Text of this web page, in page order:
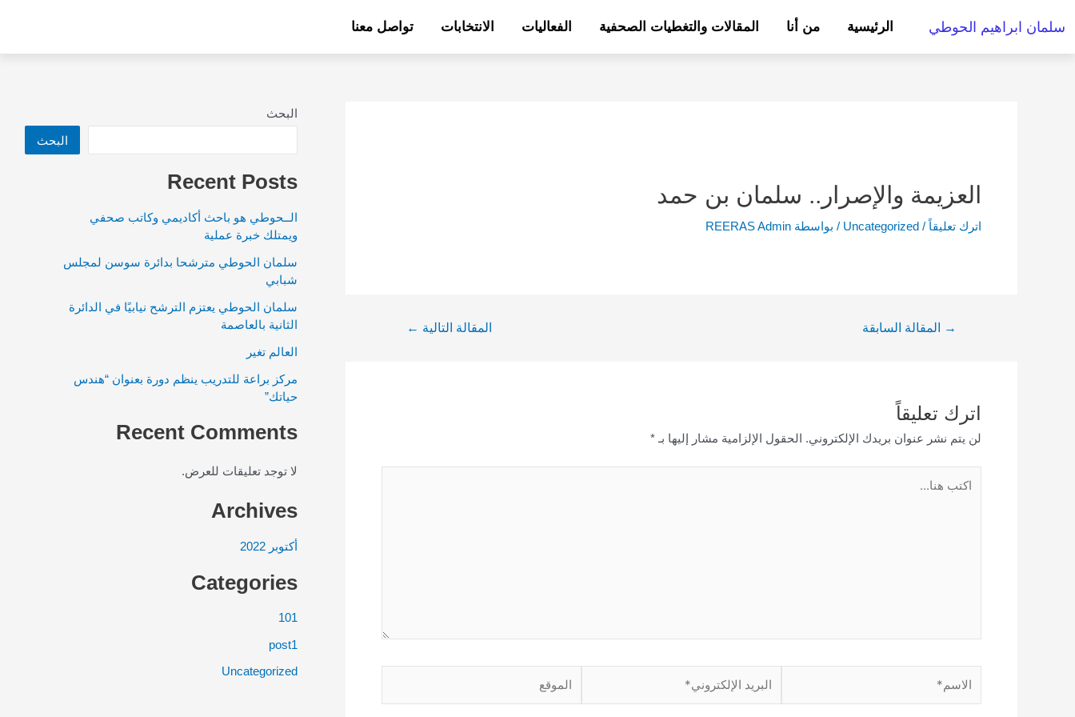
إلىسلمان ابراهيم الحوطي الرئيسية من أنا المقالات والتغطيات الصحفية الفعاليات الانتخابات تواصل معنا
العزيمة والإصرار.. سلمان بن حمد
اترك تعليقاً /
Uncategorized / بواسطة REERAS Admin
المقالات
→ المقالة السابقة المقالة التالية ←
اترك تعليقاً
لن يتم نشر عنوان بريدك الإلكتروني. الحقول الإلزامية مشار إليها بـ *
هنا...
الإلكتروني*
البحث
البحث
Recent Posts
الــحوطي هو باحث أكاديمي وكاتب صحفي
ويمتلك خبرة عملية
سلمان الحوطي مترشحا بدائرة سوسن لمجلس
شبابي
سلمان الحوطي يعتزم الترشح نيابيًا في الدائرة
الثانية بالعاصمة
العالم تغير
مركز براعة للتدريب ينظم دورة بعنوان “هندس
حياتك”
Recent Comments
لا توجد تعليقات للعرض.
Archives
أكتوبر 2022
Categories
101
post1
Uncategorized